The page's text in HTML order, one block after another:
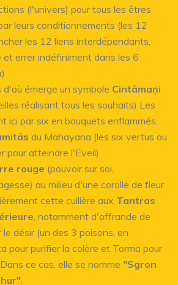
(l'univers) pour tous les êtres
leurs conditionnements (les 12
les 12 liens interdépendants,
et errer indéfiniment dans les 6
d'où émerge un symbole Cintāmaṇi
réalisant tous les souhaits) Les
ici par six en bouquets enflammés,
du Mahayana (les six vertus ou
pour atteindre l'Eveil)
rouge (pouvoir sur soi,
au milieu d'une corolle de fleur
cette cuillère aux Tantras
, notamment d'offrande de
le désir (un des 3 poisons, en
pour purifier la colère et Torma pour
ce cas, elle se nomme "Sgron